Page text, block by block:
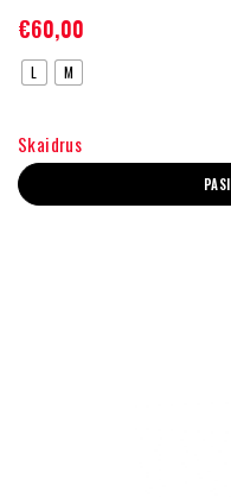
€60,00
L M
Skaidrus